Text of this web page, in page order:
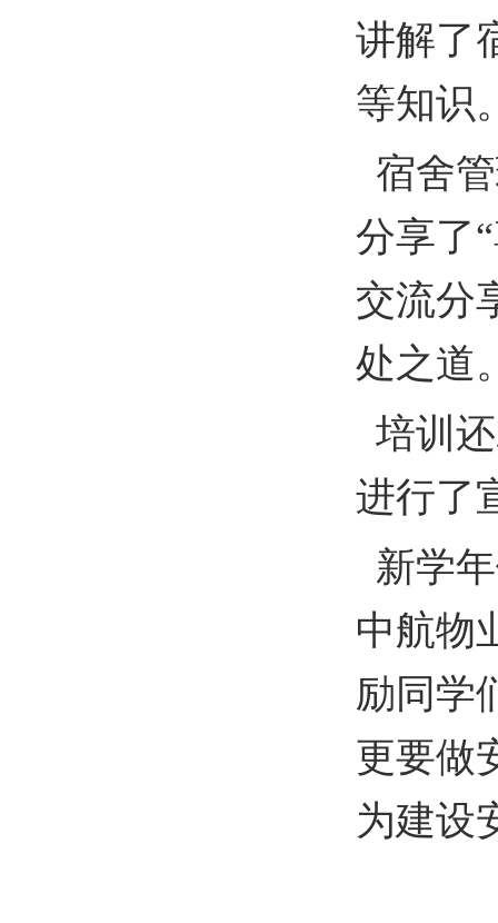
讲解了
等知识
宿舍
分享了
交流分
处之道
培训
进行了
新学
中航物
励同学
更要做
为建设